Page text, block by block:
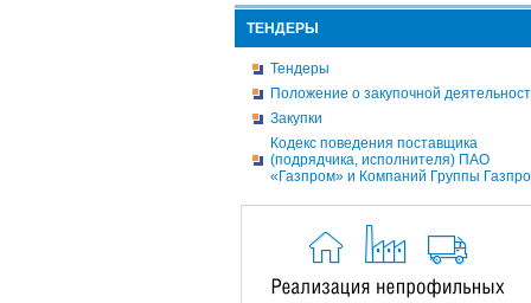
ТЕНДЕРЫ
Тендеры
Положение о закупочной
Закупки
Кодекс поведения поставщика
(подрядчика, исполнителя) ПАО
«Газпром» и Компаний Группы